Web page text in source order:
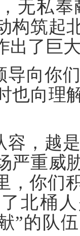
无私
构筑起
出了巨
导向你
也向理
容，越
严重威
，你们
北桶
”的队